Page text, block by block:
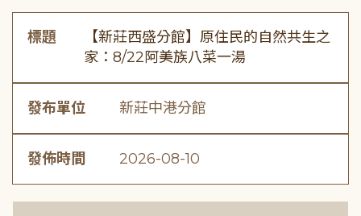
標題
【新莊西盛分館】原住民的自然共生之
家：8/22阿美族八菜一湯
發布單位 新莊中港分館
發佈時間 2026-08-10